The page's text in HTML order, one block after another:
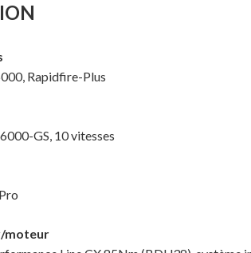
Rapidfire-Plus
GS, 10 vitesses
moteur